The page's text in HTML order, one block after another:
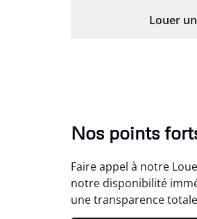
Louer
Nos points
Faire appel à notre
notre disponibilité
une transparence